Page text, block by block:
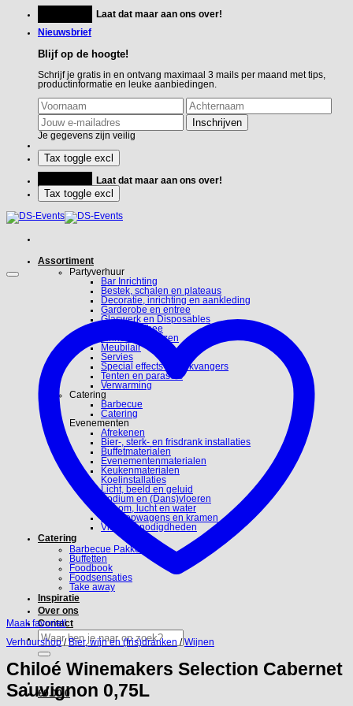
inhoud
Laat dat maar aan ons over!
Nieuwsbrief
Blijf op de hoogte!
Schrijf je gratis in en ontvang maximaal 3 mails per maand met tips,
productinformatie en leuke aanbiedingen.
Je gegevens zijn veilig
Laat dat maar aan ons over!
Assortiment
Partyverhuur
Bar Inrichting
Bestek, schalen en plateaus
Decoratie, inrichting en aankleding
Garderobe en entree
Glaswerk en Disposables
Koffie en Thee
Linnen en hoezen
Meubilair
Servies
Special effects en blikvangers
Tenten en parasols
Verwarming
Catering
Barbecue
Catering
Evenementen
Afrekenen
Bier-, sterk- en frisdrank installaties
Buffetmaterialen
Evenementenmaterialen
Keukenmaterialen
Koelinstallaties
Licht, beeld en geluid
Podium en (Dans)vloeren
Stroom, lucht en water
Verkoopwagens en kramen
Video benodigdheden
Catering
Barbecue Pakketten
Buffetten
Foodbook
Foodsensaties
Take away
Inspiratie
Over ons
Contact
Zoeken
naar:
€0.00 0
Maak favoriet!
Verhuurshop / Bier, wijn en (fris)dranken / Wijnen
Chiloé Winemakers Selection Cabernet
Sauvignon 0,75L